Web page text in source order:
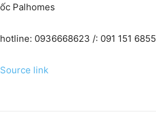
ốc Palhomes
hotline: 0936668623 /: 091 151 6855
Source link